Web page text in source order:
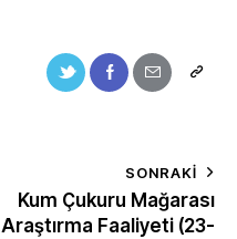
SONRAKI
Kum Çukuru Mağarası
Araştırma Faaliyeti (23-